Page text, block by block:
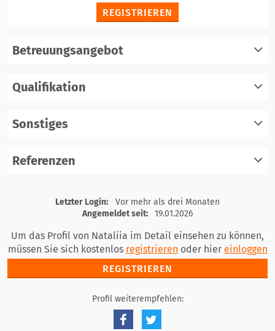
REGISTRIEREN
Betreuungsangebot
Qualifikation
Sonstiges
Referenzen
registrieren
einloggen
Letzter Login:
Vor mehr als drei Monaten
Angemeldet seit:
19.01.2026
Um das Profil von Nataliia im Detail einsehen zu können,
müssen Sie sich kostenlos registrieren oder hier einloggen
REGISTRIEREN
Profil weiterempfehlen: